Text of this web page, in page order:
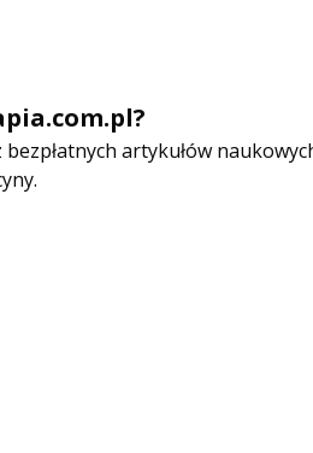
artykułów